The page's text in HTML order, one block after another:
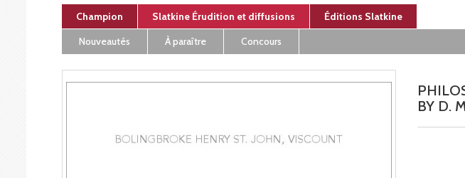
Champion Slatkine Érudition et diffusions Éditions Slatkine
Nouveautés
À paraître Concours
BY D.